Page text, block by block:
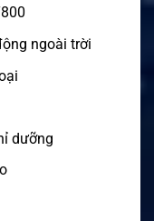
ngoài trời
dưỡng